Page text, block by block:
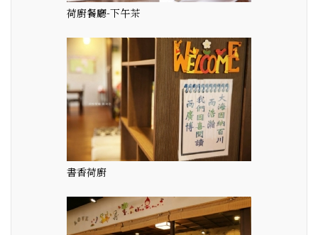
荷廚餐廳-下午茶
書香荷廚